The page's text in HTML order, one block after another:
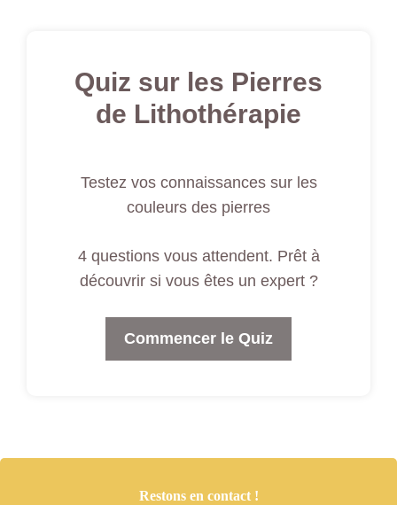
Quiz sur les Pierres
de Lithothérapie
Testez vos connaissances sur les
couleurs des pierres
4 questions vous attendent. Prêt à
découvrir si vous êtes un expert ?
Commencer le Quiz
Restons en contact !